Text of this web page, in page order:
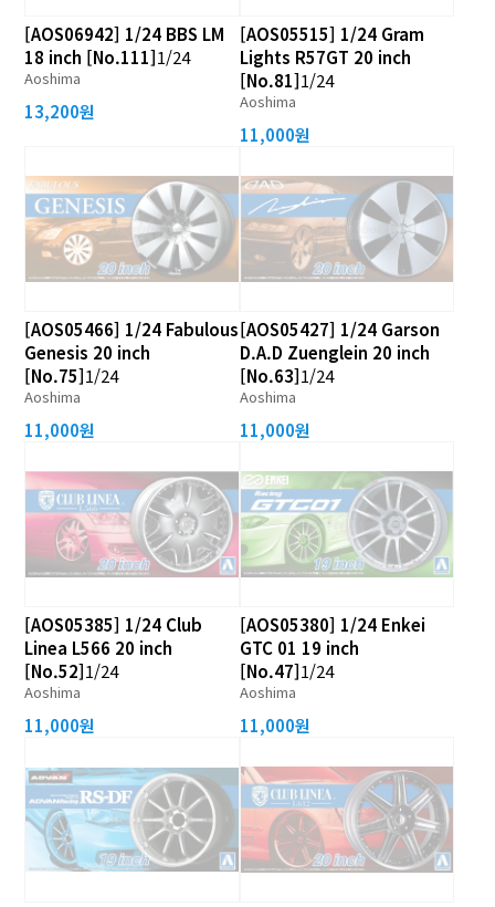
[AOS06942] 1/24 BBS LM
18 inch [No.111]1/24
Aoshima
13,200원
[AOS05515] 1/24 Gram
Lights R57GT 20 inch
[No.81]1/24
Aoshima
11,000원
[AOS05466] 1/24 Fabulous
Genesis 20 inch
[No.75]1/24
Aoshima
11,000원
[AOS05427] 1/24 Garson
D.A.D Zuenglein 20 inch
[No.63]1/24
Aoshima
11,000원
[AOS05385] 1/24 Club
Linea L566 20 inch
[No.52]1/24
Aoshima
11,000원
[AOS05380] 1/24 Enkei
GTC 01 19 inch
[No.47]1/24
Aoshima
11,000원